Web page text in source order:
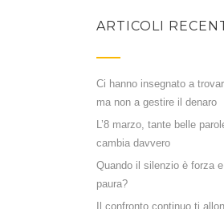
ARTICOLI
Ci hanno insegnato a
ma non a gestire il denaro
L’8 marzo, tante belle
cambia davvero
Quando il silenzio è forza
paura?
Il confronto continuo ti